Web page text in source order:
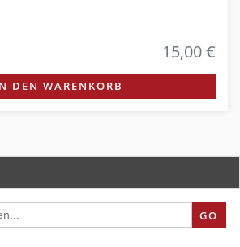
15,00 €
DEN WARENKORB
GO